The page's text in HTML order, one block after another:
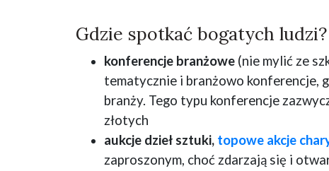
Gdzie spotkać bogatych ludzi?
konferencje branżowe (nie mylić ze
tematycznie i branżowo konferencje,
branży. Tego typu konferencje
złotych
aukcje dzieł sztuki, topowe akcje
zaproszonym, choć zdarzają się i